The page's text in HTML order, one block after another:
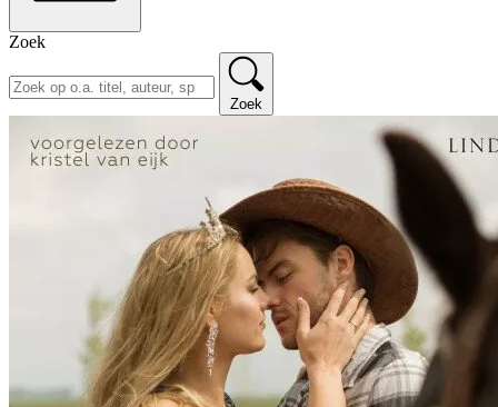
Zoek
Zoek